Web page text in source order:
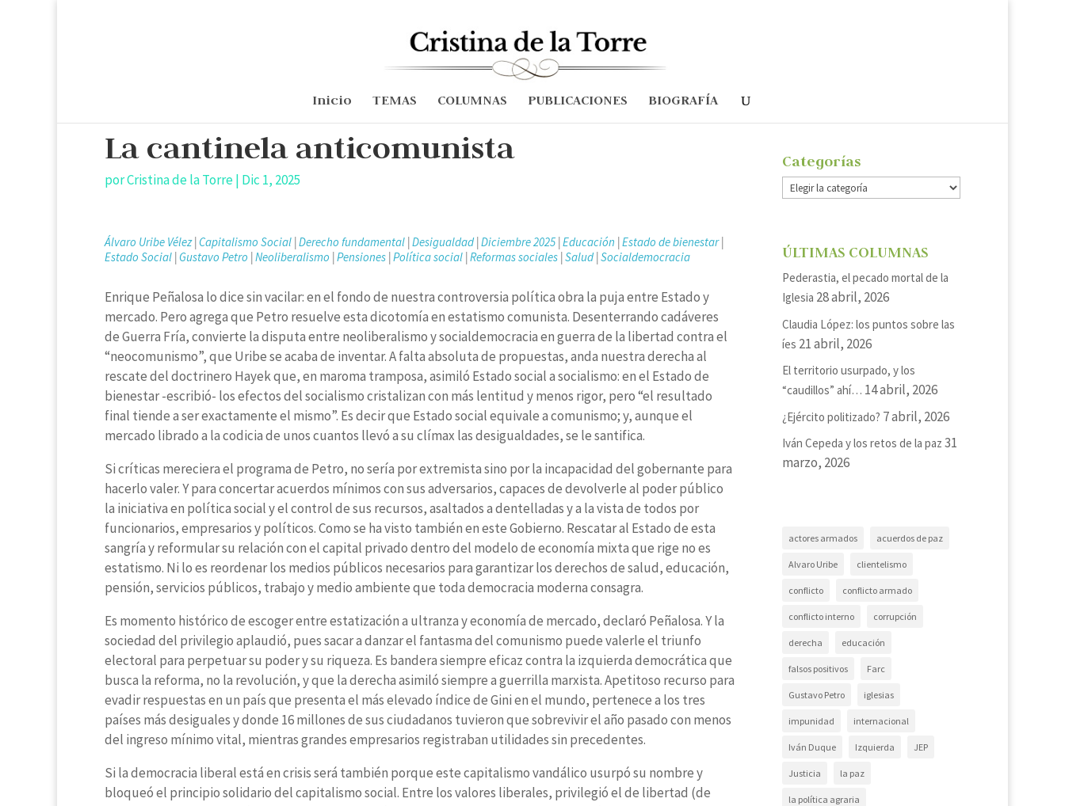
Inicio TEMAS COLUMNAS PUBLICACIONES BIOGRAFÍA
La cantinela anticomunista
porCristina de la Torre| Dic 1, 2025
Álvaro Uribe Vélez|Capitalismo Social |Derecho fundamental |Desigualdad|Diciembre 2025 |Educación |Estado de bienestar|
Estado Social |Gustavo Petro |Neoliberalismo |Pensiones |Política social |Reformas sociales |Salud|Socialdemocracia
Enrique Peñalosa lo dice sin vacilar: en el fondo de nuestra controversia política obra la puja entre Estado y
mercado. Pero agrega que Petro resuelve esta dicotomía en estatismo comunista. Desenterrando cadáveres
de Guerra Fría, convierte la disputa entre neoliberalismo y socialdemocracia en guerra de la libertad contra el
“neocomunismo”, que Uribe se acaba de inventar. A falta absoluta de propuestas, anda nuestra derecha al
rescate del doctrinero Hayek que, en maroma tramposa, asimiló Estado social a socialismo: en el Estado de
bienestar -escribió- los efectos del socialismo cristalizan con más lentitud y menos rigor, pero “el resultado
final tiende a ser exactamente el mismo”. Es decir que Estado social equivale a comunismo; y, aunque el
mercado librado a la codicia de unos cuantos llevó a su clímax las desigualdades, se le santifica.
Si críticas mereciera el programa de Petro, no sería por extremista sino por la incapacidad del gobernante para
hacerlo valer. Y para concertar acuerdos mínimos con sus adversarios, capaces de devolverle al poder público
la iniciativa en política social y el control de sus recursos, asaltados a dentelladas y a la vista de todos por
funcionarios, empresarios y políticos. Como se ha visto también en este Gobierno. Rescatar al Estado de esta
sangría y reformular su relación con el capital privado dentro del modelo de economía mixta que rige no es
estatismo. Ni lo es reordenar los medios públicos necesarios para garantizar los derechos de salud, educación,
pensión, servicios públicos, trabajo y medio ambiente que toda democracia moderna consagra.
Es momento histórico de escoger entre estatización a ultranza y economía de mercado, declaró Peñalosa. Y la
sociedad del privilegio aplaudió, pues sacar a danzar el fantasma del comunismo puede valerle el triunfo
electoral para perpetuar su poder y su riqueza. Es bandera siempre eficaz contra la izquierda democrática que
busca la reforma, no la revolución, y que la derecha asimiló siempre a guerrilla marxista. Apetitoso recurso para
evadir respuestas en un país que presenta el más elevado índice de Gini en el mundo, pertenece a los tres
países más desiguales y donde 16 millones de sus ciudadanos tuvieron que sobrevivir el año pasado con menos
del ingreso mínimo vital, mientras grandes empresarios registraban utilidades sin precedentes.
Si la democracia liberal está en crisis será también porque este capitalismo vandálico usurpó su nombre y
bloqueó el principio solidario del capitalismo social. Entre los valores liberales, privilegió el de libertad (de
Categorías
Categorías
ÚLTIMAS COLUMNAS
Pederastia, el pecado mortal de la
Iglesia 28 abril, 2026
Claudia López: los puntos sobre las
íes 21 abril, 2026
El territorio usurpado, y los
“caudillos” ahí… 14 abril, 2026
¿Ejército politizado? 7 abril, 2026
Iván Cepeda y los retos de la paz 31
marzo, 2026
actores armados acuerdos de paz
Alvaro Uribe clientelismo
conflicto conflicto armado
conflicto interno corrupción
derecha educación
falsos positivos Farc
Gustavo Petro iglesias
impunidad internacional
Iván Duque Izquierda JEP
Justicia la paz
la política agraria